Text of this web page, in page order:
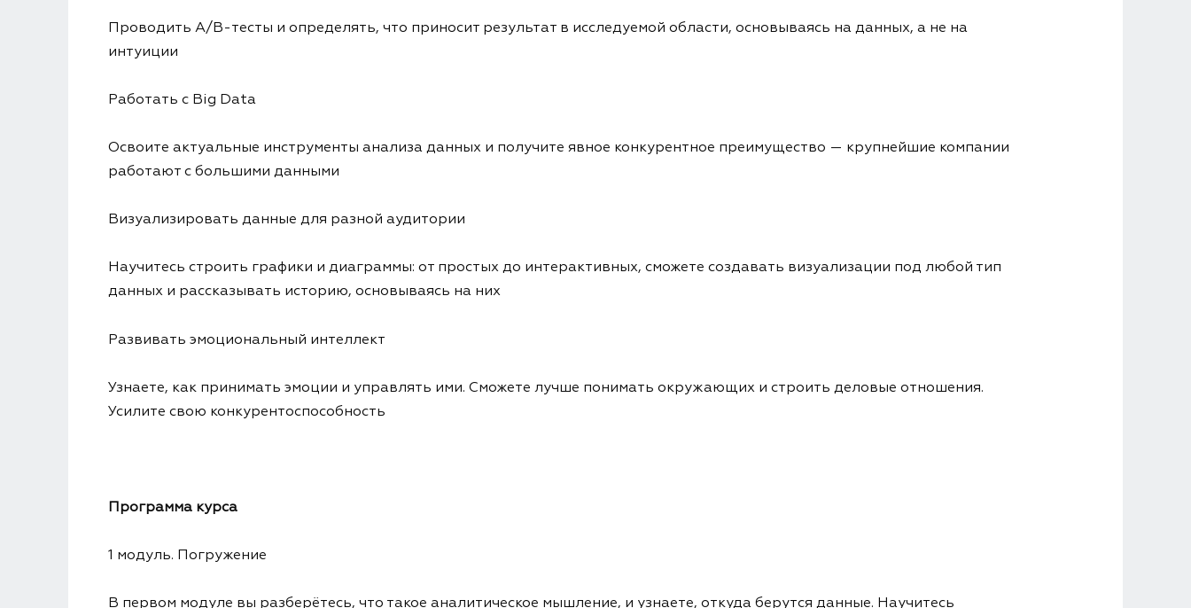
Проводить A/B-тесты и определять, что приносит результат в исследуемой области, основываясь на данных, а не на
интуиции
Работать с Big Data
Освоите актуальные инструменты анализа данных и получите явное конкурентное преимущество — крупнейшие компании
работают с большими данными
Визуализировать данные для разной аудитории
Научитесь строить графики и диаграммы: от простых до интерактивных, сможете создавать визуализации под любой тип
данных и рассказывать историю, основываясь на них
Развивать эмоциональный интеллект
Узнаете, как принимать эмоции и управлять ими. Сможете лучше понимать окружающих и строить деловые отношения.
Усилите свою конкурентоспособность
Программа курса
1 модуль. Погружение
В первом модуле вы разберётесь, что такое аналитическое мышление, и узнаете, откуда берутся данные. Научитесь